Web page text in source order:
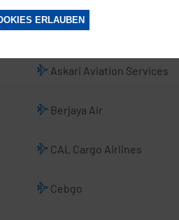
ANA All Nippon Airways
Askari Aviation Services
Berjaya Air
CAL Cargo Airlines
Cebgo
ERLAUBEN